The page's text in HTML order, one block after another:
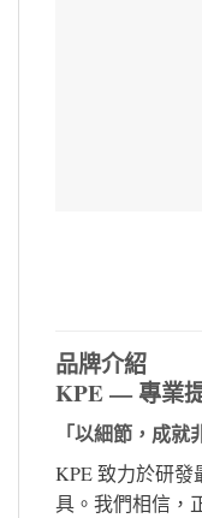
品牌介紹
KPE — 專業
「以細節，成就
KPE 致力於研
具。我們相信，